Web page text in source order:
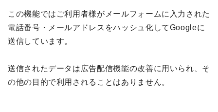
この機能ではご利用者様がメールフォームに入力された
電話番号・メールアドレスをハッシュ化してGoogleに
送信しています。
送信されたデータは広告配信機能の改善に用いられ、そ
の他の目的で利用されることはありません。